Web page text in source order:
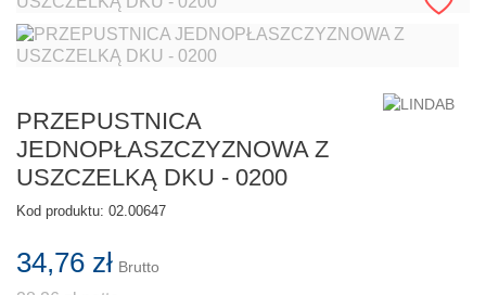
PRZEPUSTNICA
JEDNOPŁASZCZYZNOWA Z
USZCZELKĄ DKU - 0200
Kod produktu: 02.00647
34,76 zł Brutto